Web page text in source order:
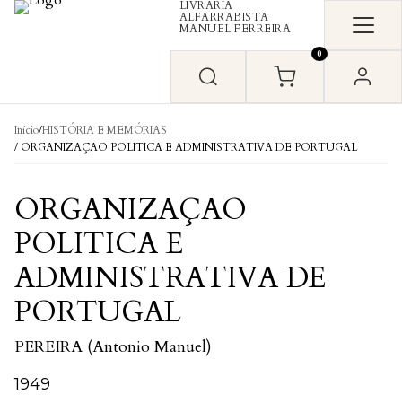
Skip to content
LIVRARIA
ALFARRABISTA
MANUEL FERREIRA
0
Início/HISTÓRIA E MEMÓRIAS
/ ORGANIZAÇAO POLITICA E ADMINISTRATIVA DE PORTUGAL
ORGANIZAÇAO
POLITICA E
ADMINISTRATIVA DE
PORTUGAL
PEREIRA (Antonio Manuel)
1949